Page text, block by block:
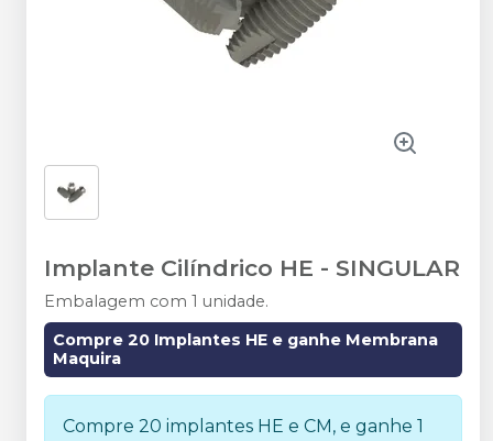
Implante Cilíndrico HE - SINGULAR
Embalagem com 1 unidade.
Compre 20 Implantes HE e ganhe Membrana
Maquira
Compre 20 implantes HE e CM, e ganhe 1